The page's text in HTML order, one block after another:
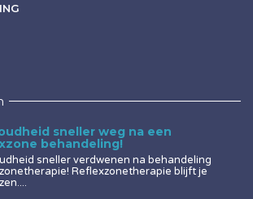
sneller weg na een
behandeling!
sneller verdwenen na behandeling
Reflexzonetherapie blijft je